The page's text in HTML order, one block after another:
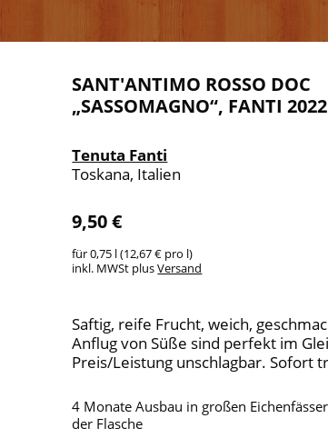
SANT'ANTIMO ROSSO DOC
„SASSOMAGNO“, FANTI 2022
Tenuta Fanti
Toskana, Italien
9,50 €
für 0,75 l (12,67 € pro l)
inkl. MWSt plusVersand
Saftig, reife Frucht, weich,
Anflug von Süße sind perfekt im
Preis/Leistung unschlagbar. Sofort
4 Monate Ausbau in großen
der Flasche